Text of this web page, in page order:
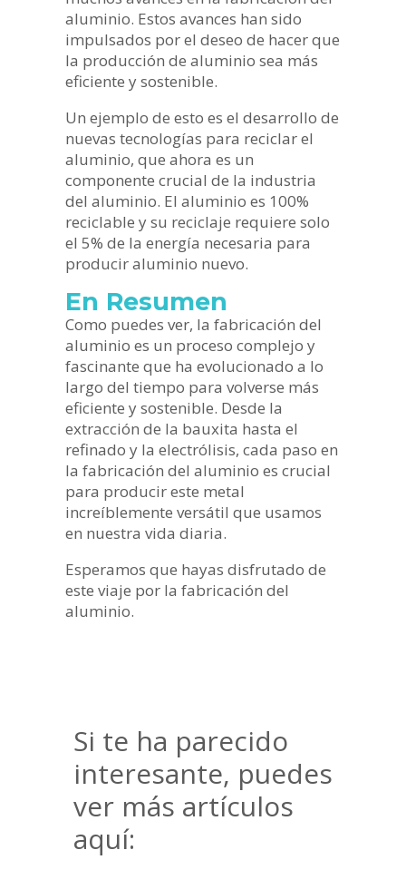
aluminio. Estos avances han sido
impulsados por el deseo de hacer que
la producción de aluminio sea más
eficiente y sostenible.
Un ejemplo de esto es el desarrollo de
nuevas tecnologías para reciclar el
aluminio, que ahora es un
componente crucial de la industria
del aluminio. El aluminio es 100%
reciclable y su reciclaje requiere solo
el 5% de la energía necesaria para
producir aluminio nuevo.
En Resumen
Como puedes ver, la fabricación del
aluminio es un proceso complejo y
fascinante que ha evolucionado a lo
largo del tiempo para volverse más
eficiente y sostenible. Desde la
extracción de la bauxita hasta el
refinado y la electrólisis, cada paso en
la fabricación del aluminio es crucial
para producir este metal
increíblemente versátil que usamos
en nuestra vida diaria.
Esperamos que hayas disfrutado de
este viaje por la fabricación del
aluminio.
Si te ha parecido
interesante, puedes
ver más artículos
aquí: